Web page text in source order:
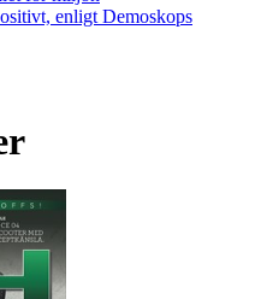
enligt Demoskops